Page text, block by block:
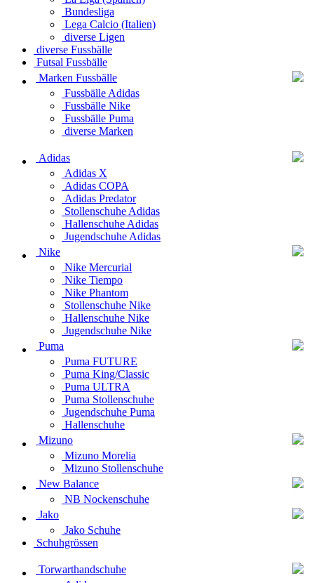
Bundesliga
Lega Calcio (Italien)
diverse Ligen
diverse Fussbälle
Futsal Fussbälle
Marken Fussbälle
Fussbälle Adidas
Fussbälle Nike
Fussbälle Puma
diverse Marken
Adidas
Adidas X
Adidas COPA
Adidas Predator
Stollenschuhe Adidas
Hallenschuhe Adidas
Jugendschuhe Adidas
Nike
Nike Mercurial
Nike Tiempo
Nike Phantom
Stollenschuhe Nike
Hallenschuhe Nike
Jugendschuhe Nike
Puma
Puma FUTURE
Puma King/Classic
Puma ULTRA
Puma Stollenschuhe
Jugendschuhe Puma
Hallenschuhe
Mizuno
Mizuno Morelia
Mizuno Stollenschuhe
New Balance
NB Nockenschuhe
Jako
Jako Schuhe
Schuhgrössen
Torwarthandschuhe